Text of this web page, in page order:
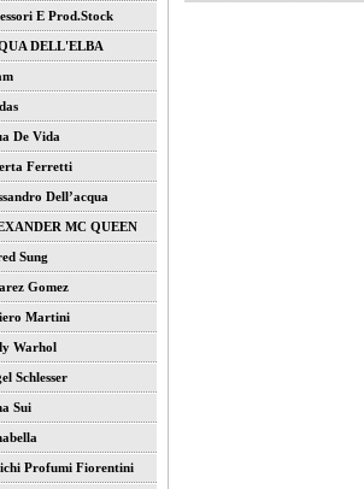
E Prod.stock
DELL'ELBA
De Vida
Ferretti
Dell’acqua
MC QUEEN
Sung
Gomez
Martini
Warhol
Schlesser
Sui
Profumi Fiorentini